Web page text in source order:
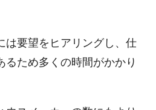
は要望をヒアリングし、仕
るため多くの時間がかかり